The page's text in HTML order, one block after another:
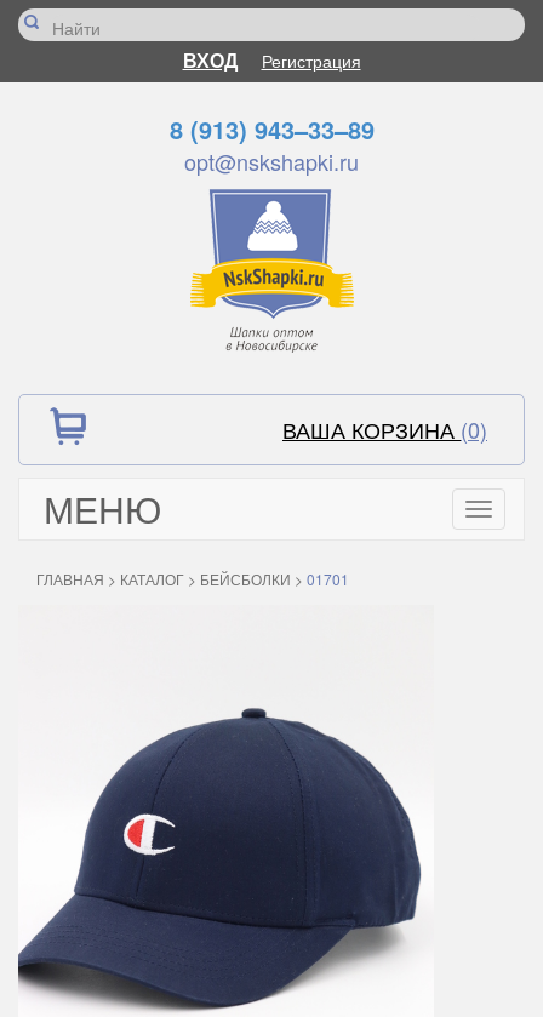
ВХОД Регистрация
8 (913) 943–33–89
opt@nskshapki.ru
ВАША КОРЗИНА (0)
МЕНЮ
Toggle
ГЛАВНАЯ > КАТАЛОГ > БЕЙСБОЛКИ > 01701